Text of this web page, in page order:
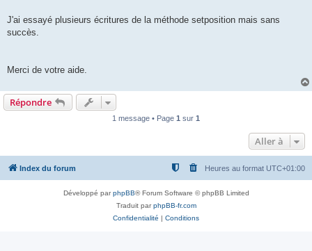
J'ai essayé plusieurs écritures de la méthode setposition mais sans
succès.
Merci de votre aide.
Répondre
1 message • Page 1 sur 1
Aller à
Index du forum Heures au format UTC+01:00
Développé parphpBB® Forum Software © phpBB Limited
Traduit parphpBB-fr.com
Confidentialité | Conditions